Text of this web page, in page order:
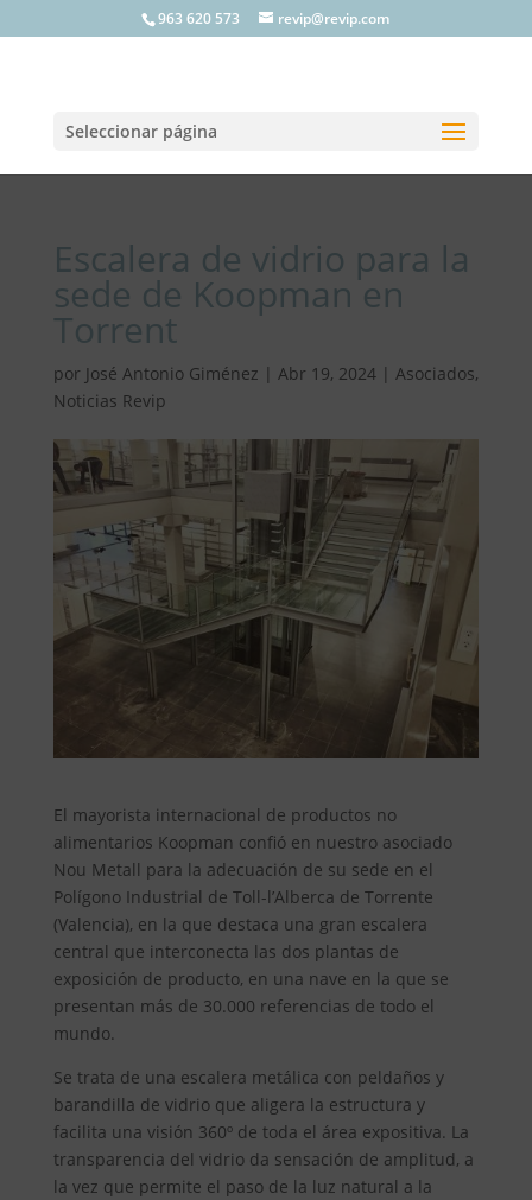
963 620 573 revip@revip.com
Seleccionar página
Escalera de vidrio para la
sede de Koopman en
Torrent
por José Antonio Giménez | Abr 19, 2024| Asociados,
Noticias Revip
El mayorista internacional de productos no
alimentarios Koopman confió en nuestro asociado
Nou Metall para la adecuación de su sede en el
Polígono Industrial de Toll-l’Alberca de Torrente
(Valencia), en la que destaca una gran escalera
central que interconecta las dos plantas de
exposición de producto, en una nave en la que se
presentan más de 30.000 referencias de todo el
mundo.
Se trata de una escalera metálica con peldaños y
barandilla de vidrio que aligera la estructura y
facilita una visión 360º de toda el área expositiva. La
transparencia del vidrio da sensación de amplitud, a
la vez que permite el paso de la luz natural a la